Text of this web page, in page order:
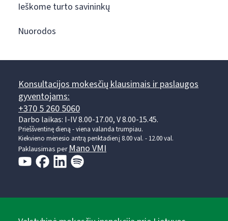
Ieškome turto savininkų
Nuorodos
Konsultacijos mokesčių klausimais ir paslaugos
gyventojams:
+370 5 260 5060
Darbo laikas: I-IV 8.00-17.00, V 8.00-15.45.
Prieššventinę dieną - viena valanda trumpiau.
Kiekvieno mėnesio antrą penktadienį 8.00 val. - 12.00 val.
Paklausimas perMano VMI